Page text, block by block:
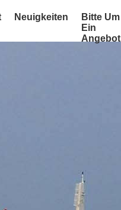
Neuigkeiten
Bitte Um
Ein
Angebot